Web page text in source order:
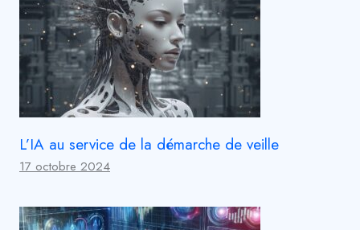
L’IA au service de la démarche de veille
17 octobre 2024